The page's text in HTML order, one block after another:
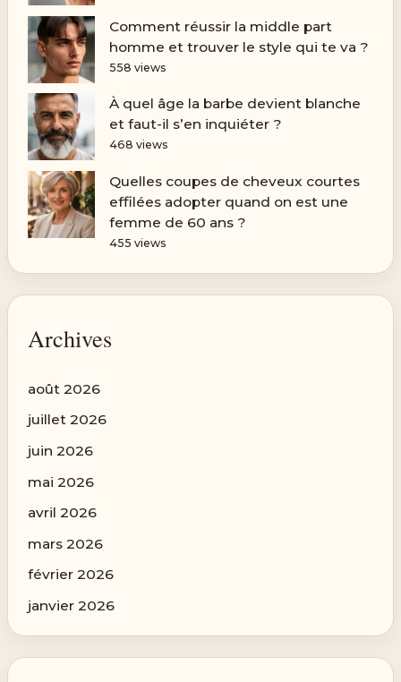
Comment réussir la middle part
homme et trouver le style qui te va ?
558 views
À quel âge la barbe devient blanche
et faut-il s’en inquiéter ?
468 views
Quelles coupes de cheveux courtes
effilées adopter quand on est une
femme de 60 ans ?
455 views
Archives
août 2026
juillet 2026
juin 2026
mai 2026
avril 2026
mars 2026
février 2026
janvier 2026